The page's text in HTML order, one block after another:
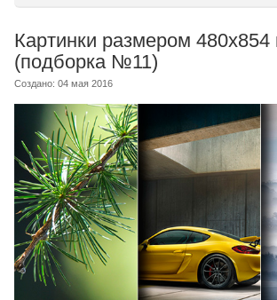
Картинки размером 480х854
(подборка №11)
Создано: 04 мая 2016